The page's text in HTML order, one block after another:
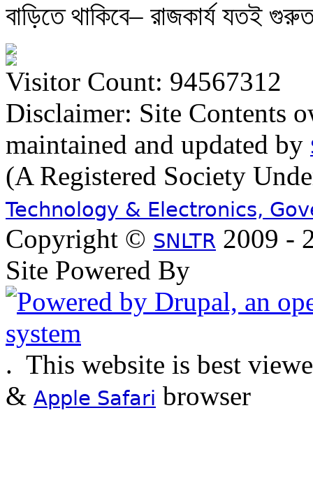
বাড়িতে থাকিবে– রাজকার্য যতই
Visitor Count: 94567312
Disclaimer: Site Contents
maintained and updated by
(A Registered Society
Technology & Electronics,
Copyright © SNLTR 2009 -
Site Powered By
. This website is best
& Apple Safari browser